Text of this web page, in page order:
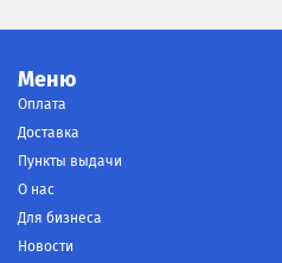
Меню
Оплата
Доставка
Пункты выдачи
О нас
Для бизнеса
Новости